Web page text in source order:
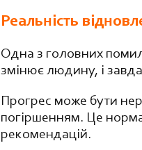
Реальність
Одна з головних
змінює людину, і
Прогрес може бути
погіршенням. Це
рекомендацій.